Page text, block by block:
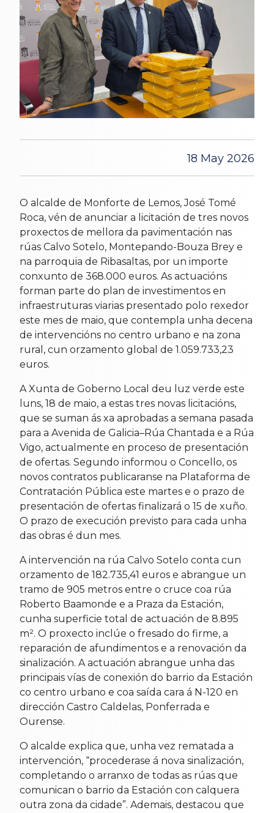
18 May 2026
O alcalde de Monforte de Lemos, José Tomé
Roca, vén de anunciar a licitación de tres novos
proxectos de mellora da pavimentación nas
rúas Calvo Sotelo, Montepando-Bouza Brey e
na parroquia de Ribasaltas, por un importe
conxunto de 368.000 euros. As actuacións
forman parte do plan de investimentos en
infraestruturas viarias presentado polo rexedor
este mes de maio, que contempla unha decena
de intervencións no centro urbano e na zona
rural, cun orzamento global de 1.059.733,23
euros.
A Xunta de Goberno Local deu luz verde este
luns, 18 de maio, a estas tres novas licitacións,
que se suman ás xa aprobadas a semana pasada
para a Avenida de Galicia–Rúa Chantada e a Rúa
Vigo, actualmente en proceso de presentación
de ofertas. Segundo informou o Concello, os
novos contratos publicaranse na Plataforma de
Contratación Pública este martes e o prazo de
presentación de ofertas finalizará o 15 de xuño.
O prazo de execución previsto para cada unha
das obras é dun mes.
A intervención na rúa Calvo Sotelo conta cun
orzamento de 182.735,41 euros e abrangue un
tramo de 905 metros entre o cruce coa rúa
Roberto Baamonde e a Praza da Estación,
cunha superficie total de actuación de 8.895
m². O proxecto inclúe o fresado do firme, a
reparación de afundimentos e a renovación da
sinalización. A actuación abrangue unha das
principais vías de conexión do barrio da Estación
co centro urbano e coa saída cara á N-120 en
dirección Castro Caldelas, Ponferrada e
Ourense.
O alcalde explica que, unha vez rematada a
intervención, “procederase á nova sinalización,
completando o arranxo de todas as rúas que
comunican o barrio da Estación con calquera
outra zona da cidade”. Ademais, destacou que